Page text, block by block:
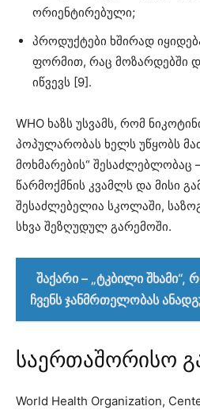
ორიენტირებული;
პროდუქტები ხშირად
ფორმით, რაც მოზარდებში
იწვევს [9].
WHO ხაზს უსვამს, რომ
პოპულარობას ხელს უწყობს
მოხმარების“
წარმოქმნის კვამლს და მისი
შესაძლებელია სკოლაში,
სხვა შეზღუდულ გარემოში.
შაქარი – „ტკბილი შხამი“,
ჩვენს ჯანმრთელობას
საერთაშორისო
World Health Organization,